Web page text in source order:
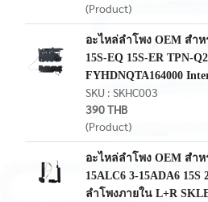
(Product)
อะไหล่ลำโพง OEM สำห
15S-EQ 15S-ER TPN-
FYHDNQTA164000
SKU : SKHC003
390 THB
(Product)
อะไหล่ลำโพง OEM สำห
15ALC6 3-15ADA6 15S
ลำโพงภายใน L+R